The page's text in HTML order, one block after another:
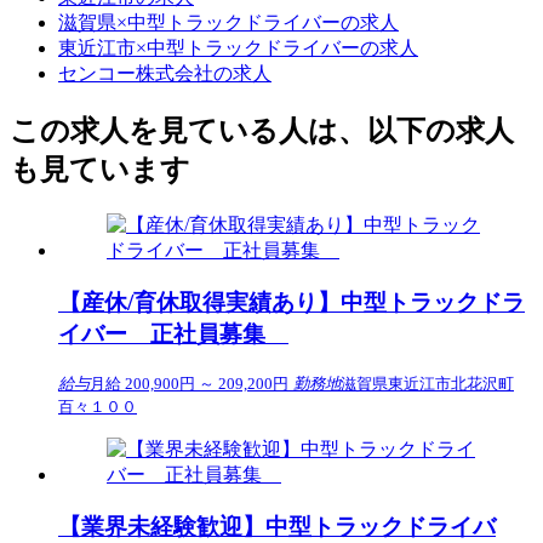
滋賀県×中型トラックドライバーの求人
東近江市×中型トラックドライバーの求人
センコー株式会社の求人
この求人を見ている人は、以下の求人
も見ています
【産休/育休取得実績あり】中型トラックドラ
イバー 正社員募集
給与月給 200,900円 ～ 209,200円 勤務地滋賀県東近江市北花沢町
百々１００
【業界未経験歓迎】中型トラックドライバ